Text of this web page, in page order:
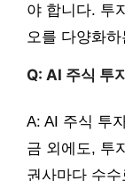
야 합니다. 투
오를 다양화
Q: AI 주식 투
A: AI 주식 투
금 외에도, 투
권사마다 수